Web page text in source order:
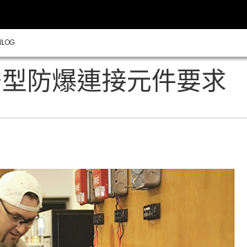
防爆連接元件要求